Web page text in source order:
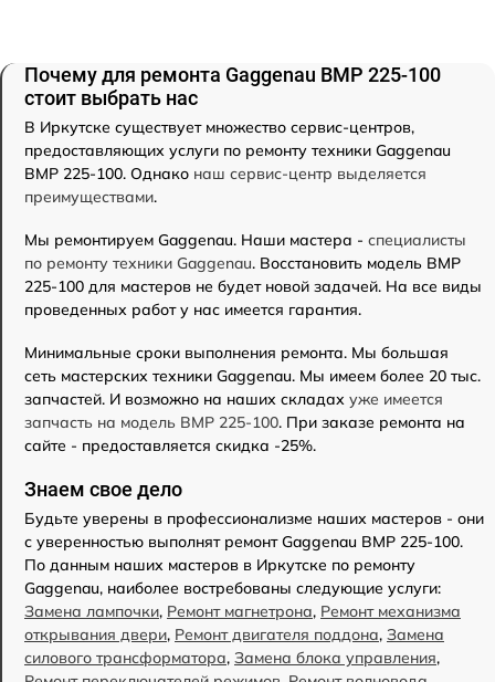
Почему для ремонта Gaggenau BMP 225-100
стоит выбрать нас
В Иркутске существует множество сервис-центров,
предоставляющих услуги по ремонту техники Gaggenau
BMP 225-100. Однако наш сервис-центр выделяется
преимуществами.
Мы ремонтируем Gaggenau. Наши мастера - специалисты
по ремонту техники Gaggenau. Восстановить модель BMP
225-100 для мастеров не будет новой задачей. На все виды
проведенных работ у нас имеется гарантия.
Минимальные сроки выполнения ремонта. Мы большая
сеть мастерских техники Gaggenau. Мы имеем более 20 тыс.
запчастей. И возможно на наших складах уже имеется
запчасть на модель BMP 225-100. При заказе ремонта на
сайте - предоставляется скидка -25%.
Знаем свое дело
Будьте уверены в профессионализме наших мастеров - они
с уверенностью выполнят ремонт Gaggenau BMP 225-100.
По данным наших мастеров в Иркутске по ремонту
Gaggenau, наиболее востребованы следующие услуги:
Замена лампочки, Ремонт магнетрона, Ремонт механизма
открывания двери, Ремонт двигателя поддона, Замена
силового трансформатора, Замена блока управления,